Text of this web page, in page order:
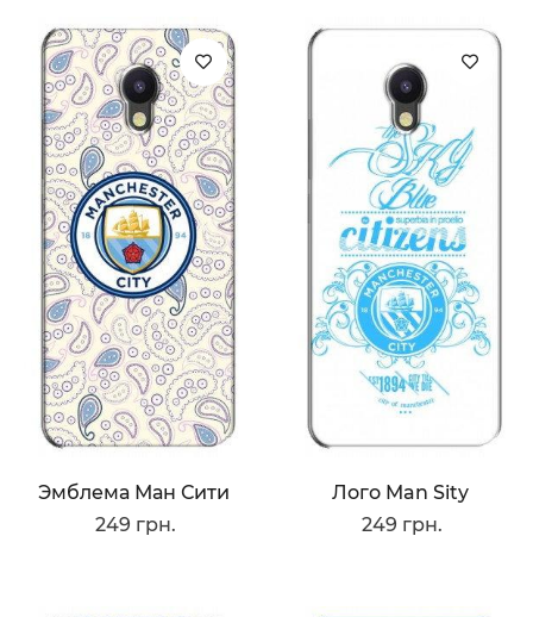
Эмблема Ман Сити
249 грн.
Лого Man Sity
249 грн.